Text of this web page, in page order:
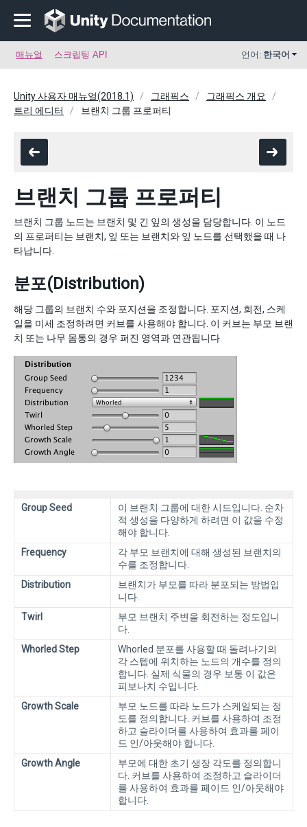
매뉴얼 스크립팅 API 언어: 한국어
Unity 사용자 매뉴얼(2018.1) 그래픽스
그래픽스 개요
트리 에디터
브랜치 그룹 프로퍼티
브랜치 그룹 프로퍼티
브랜치 그룹 노드는 브랜치 및 긴 잎의 생성을 담당합니다. 이 노드
의 프로퍼티는 브랜치, 잎 또는 브랜치와 잎 노드를 선택했을 때 나
타납니다.
분포(Distribution)
해당 그룹의 브랜치 수와 포지션을 조정합니다. 포지션, 회전, 스케
일을 미세 조정하려면 커브를 사용해야 합니다. 이 커브는 부모 브랜
치 또는 나무 몸통의 경우 퍼진 영역과 연관됩니다.
Group Seed
이 브랜치 그룹에 대한 시드입니다. 순차
적 생성을 다양하게 하려면 이 값을 수정
해야 합니다.
Frequency
각 부모 브랜치에 대해 생성된 브랜치의
수를 조정합니다.
Distribution
브랜치가 부모를 따라 분포되는 방법입
니다.
Twirl
부모 브랜치 주변을 회전하는 정도입니
다.
Whorled Step
Whorled 분포를 사용할 때 돌려나기의
각 스텝에 위치하는 노드의 개수를 정의
합니다. 실제 식물의 경우 보통 이 값은
피보나치 수입니다.
Growth Scale
부모 노드를 따라 노드가 스케일되는 정
도를 정의합니다. 커브를 사용하여 조정
하고 슬라이더를 사용하여 효과를 페이
드 인/아웃해야 합니다.
Growth Angle
부모에 대한 초기 생장 각도를 정의합니
다. 커브를 사용하여 조정하고 슬라이더
를 사용하여 효과를 페이드 인/아웃해야
합니다.